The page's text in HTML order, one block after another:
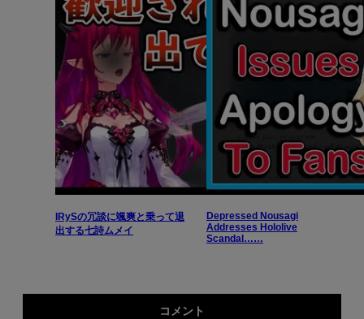
IRySの冗談に颯爽と乗って退
出する七詩ムメイ
Depressed Nousagi
Addresses Hololive
Scandal……
コメント